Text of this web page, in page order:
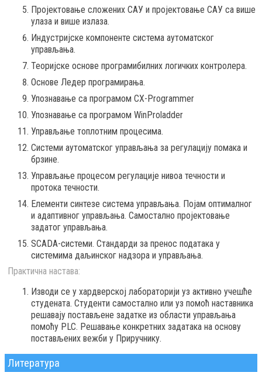
Пројектовање сложених САУ и пројектовање САУ са више
улаза и више излаза.
Индустријске компоненте система аутоматског
управљања.
Теоријске основе програмибилних логичких контролера.
Основе Ледер програмирања.
Упознавање са програмом CX-Programmer
Упознавање са програмом WinProladder
Управљање топлотним процесима.
Системи аутоматског управљања за регулацију помака и
брзине.
Управљање процесом регулације нивоа течности и
протока течности.
Елементи синтезе система управљања. Појам оптималног
и адаптивног управљања. Самостално пројектовање
задатог управљања.
SCADA-системи. Стандарди за пренос података у
системима даљинског надзора и управљања.
Практична настава:
Изводи се у хардверској лабораторији уз активно учешће
студената. Студенти самостално или уз помоћ наставника
решавају постављене задатке из области управљања
помоћу PLC. Решавање конкретних задатака на основу
постављених вежби у Приручнику.
Литература